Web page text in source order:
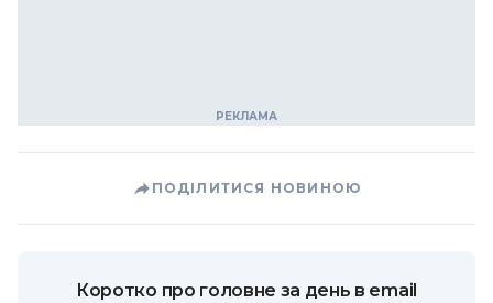
ПОДІЛИТИСЯ НОВИНОЮ
Коротко про головне за день в email